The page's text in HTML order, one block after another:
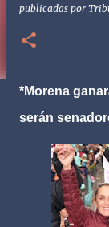
publicadas por
*Morena
serán